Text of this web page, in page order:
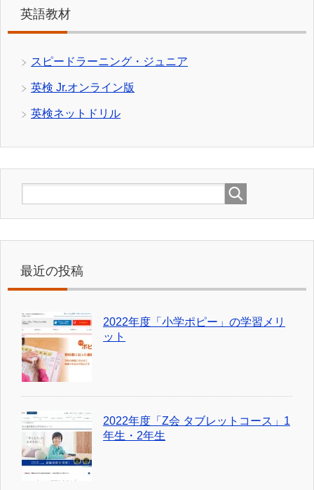
英語教材
スピードラーニング・ジュニア
英検 Jr.オンライン版
英検ネットドリル
最近の投稿
2022年度「小学ポピー」の学習メリ
ット
2022年度「Z会 タブレットコース」1
年生・2年生